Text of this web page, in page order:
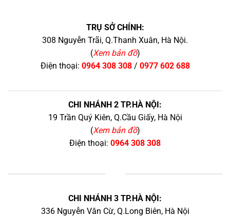
TRỤ SỞ CHÍNH:
308 Nguyễn Trãi, Q.Thanh Xuân, Hà Nội.
(Xem bản đồ)
Điện thoại: 0964 308 308/ 0977 602 688
CHI NHÁNH 2 TP.HÀ NỘI:
19 Trần Quý Kiên, Q.Cầu Giấy, Hà Nội
(Xem bản đồ)
Điện thoại: 0964 308 308
CHI NHÁNH 3 TP.HÀ NỘI:
336 Nguyễn Văn Cừ, Q.Long Biên, Hà Nội